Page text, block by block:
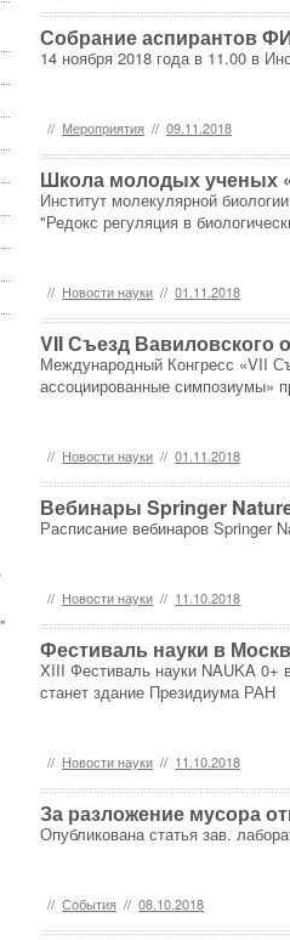
Собрание аспирантов
14 ноября 2018 года в 11.00 в
// Мероприятия // 09.11.2018
Школа молодых ученых
Институт молекулярной
"Редокс регуляция в
// Новости науки // 01.11.2018
VII Съезд Вавиловского
Международный Конгресс «VII
ассоциированные симпозиумы»
// Новости науки // 01.11.2018
Вебинары Springer
Расписание вебинаров Springer
// Новости науки // 11.10.2018
Фестиваль науки в
XIII Фестиваль науки NAUKA 0+
станет здание Президиума РАН
// Новости науки // 11.10.2018
За разложение мусора
Опубликована статья зав.
// События // 08.10.2018